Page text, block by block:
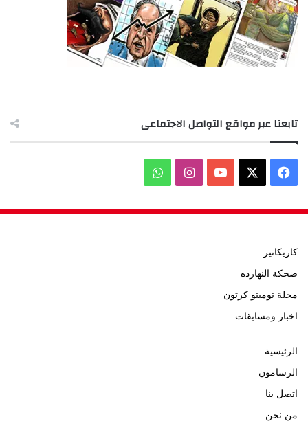
تابعنا عبر مواقع التواصل الاجتماعى
فيسبوك ‫YouTubeانستقرامواتساب
كاريكاتير
ضحكة النهارده
مجلة توميتو كرتون
اخبار ومسابقات
الرئيسية
الرسامون
اتصل بنا
من نحن